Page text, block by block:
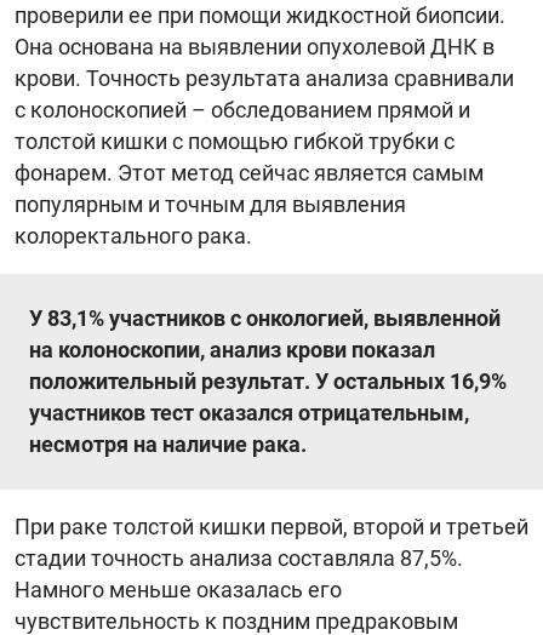
проверили ее при помощи жидкостной биопсии.
Она основана на выявлении опухолевой ДНК в
крови. Точность результата анализа сравнивали
с колоноскопией – обследованием прямой и
толстой кишки с помощью гибкой трубки с
фонарем. Этот метод сейчас является самым
популярным и точным для выявления
колоректального рака.
У 83,1% участников с онкологией, выявленной
на колоноскопии, анализ крови показал
положительный результат. У остальных 16,9%
участников тест оказался отрицательным,
несмотря на наличие рака.
При раке толстой кишки первой, второй и третьей
стадии точность анализа составляла 87,5%.
Намного меньше оказалась его
чувствительность к поздним предраковым